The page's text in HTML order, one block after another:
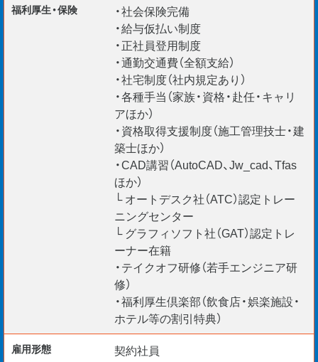
福利厚生・保険
・社会保険完備
・給与仮払い制度
・正社員登用制度
・通勤交通費（全額支給）
・社宅制度（社内規定あり）
・各種手当（家族・資格・赴任・キャリ
アほか）
・資格取得支援制度（施工管理技士・建
築士ほか）
・CAD講習（AutoCAD、Jw_cad、Tfas
ほか）
└ オートデスク社（ATC）認定トレー
ニングセンター
└ グラフィソフト社（GAT）認定トレ
ーナー在籍
・テイクオフ研修（若手エンジニア研
修）
・福利厚生倶楽部（飲食店・娯楽施設・
ホテル等の割引特典）
雇用形態 契約社員